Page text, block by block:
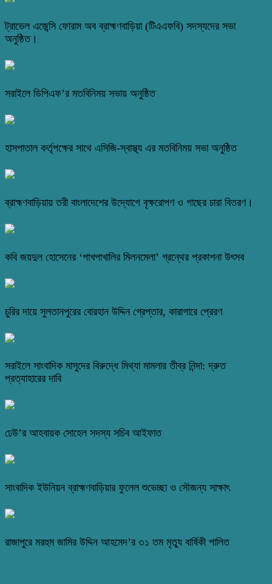
ট্রাভেল এজেন্সি ফোরাম অব ব্রাহ্মণবাড়িয়া (টিএএফবি) সদস্যদের সভা
অনুষ্ঠিত।
সরাইলে ডিপিএফ’র মতবিনিময় সভায় অনুষ্ঠিত
হাসপাতাল কর্তৃপক্ষের সাথে এসিজি-স্বাস্থ্য এর মতবিনিময় সভা অনুষ্ঠিত
ব্রাহ্মণবাড়িয়ায় তরী বাংলাদেশের উদ্যোগে বৃক্ষরোপণ ও গাছের চারা বিতরণ।
কবি জয়দুল হোসেনের ‘পাখপাখালির মিলনমেলা’ গ্রন্থের প্রকাশনা উৎসব
চুরির দায়ে সুলতানপুরের বোরহান উদ্দিন গ্রেপ্তার, কারাগারে প্রেরণ
সরাইলে সাংবাদিক মাসুদের বিরুদ্ধে মিথ্যা মামলার তীব্র নিন্দা: দ্রুত
প্রত্যাহারের দাবি
ঢেউ’র আহবায়ক সোহেল সদস্য সচিব আইফাত
সাংবাদিক ইউনিয়ন ব্রাহ্মণবাড়িয়ার ফুলেল শুভেচ্ছা ও সৌজন্য সাক্ষাৎ
রাজাপুরে মরহুম জামির উদ্দিন আহমেদ’র ৩১ তম মৃত্যু বার্ষিকী পালিত